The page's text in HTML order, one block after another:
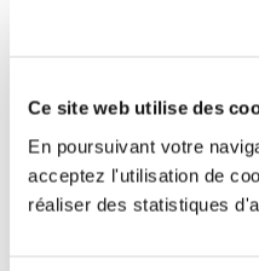
Ce site web utilise des
En poursuivant votre
acceptez l'utilisation de
réaliser des statistiques
Transport –
Abattoir
Partenaire Climat
Alimentation de